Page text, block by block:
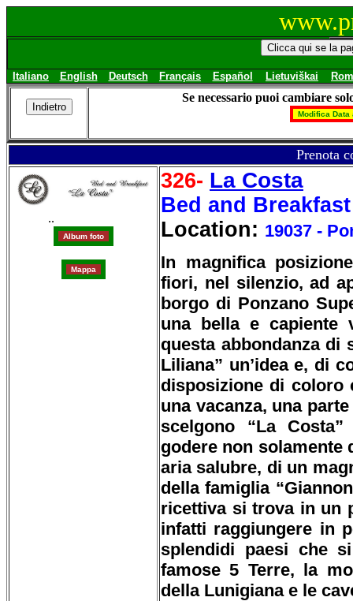
Italiano English Deutsch Français Español Lietuviškai
Se necessario puoi cambiare
Prenota
..
326- La Costa
Bed and
Location: 19037 -
In magnifica
fiori, nel silenzio, ad
borgo di Ponzano
una bella e capiente
questa abbondanza di
Liliana” un’idea e, di
disposizione di coloro
una vacanza, una
scelgono “La
godere non
aria salubre, di un
della famiglia
ricettiva si trova in un
infatti raggiungere in
splendidi paesi che
famose 5 Terre, la
della Lunigiana e le